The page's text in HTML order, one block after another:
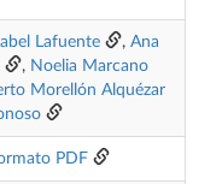
Lafuente , Ana
, Noelia Marcano
Morellón Alquézar
PDF